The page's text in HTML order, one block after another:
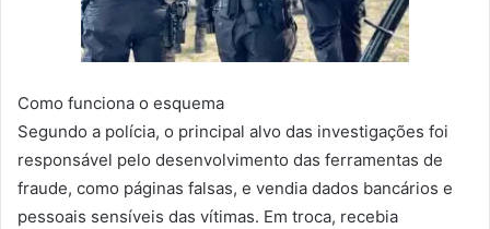
Como funciona o esquema
Segundo a polícia, o principal alvo das investigações foi
responsável pelo desenvolvimento das ferramentas de
fraude, como páginas falsas, e vendia dados bancários e
pessoais sensíveis das vítimas. Em troca, recebia